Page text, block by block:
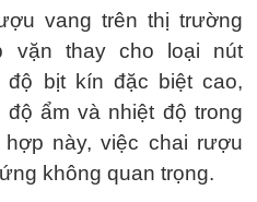
vang trên thị trường
vặn thay cho loại nút
độ bịt kín đặc biệt cao,
ẩm và nhiệt độ trong
này, việc chai rượu
không quan trọng.